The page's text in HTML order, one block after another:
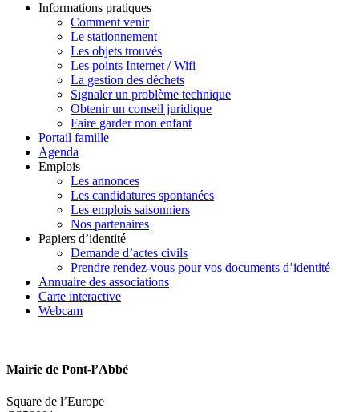
Informations pratiques
Comment venir
Le stationnement
Les objets trouvés
Les points Internet / Wifi
La gestion des déchets
Signaler un problème technique
Obtenir un conseil juridique
Faire garder mon enfant
Portail famille
Agenda
Emplois
Les annonces
Les candidatures spontanées
Les emplois saisonniers
Nos partenaires
Papiers d’identité
Demande d’actes civils
Prendre rendez-vous pour vos documents d’identité
Annuaire des associations
Carte interactive
Webcam
Mairie de Pont-l’Abbé
Square de l’Europe